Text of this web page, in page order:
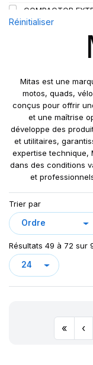
190
206
C
PR
COMPACTOR
EM01
FL-08
FL05
FL 08
FL08
HCM
MPT-03
MPT02
MPT04
MPT05
MPT20
NB38
RD-02 TL
Réinitialiser
Mitas est une
motos, quads,
conçus pour offrir
et une maîtrise
développe des
et utilitaires,
expertise technique,
dans des conditions
et
Trier par
Résultats 49 à 72 sur
« ‹